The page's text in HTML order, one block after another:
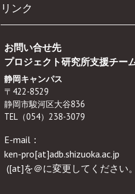
リンク
お問い合せ先
プロジェクト研究所支援チー
静岡キャンパス
〒422-8529
静岡市駿河区大谷836
TEL（054）238-3079
E-mail：
ken-pro[at]adb.shizuoka.ac.jp
([at]を＠に変更してください。